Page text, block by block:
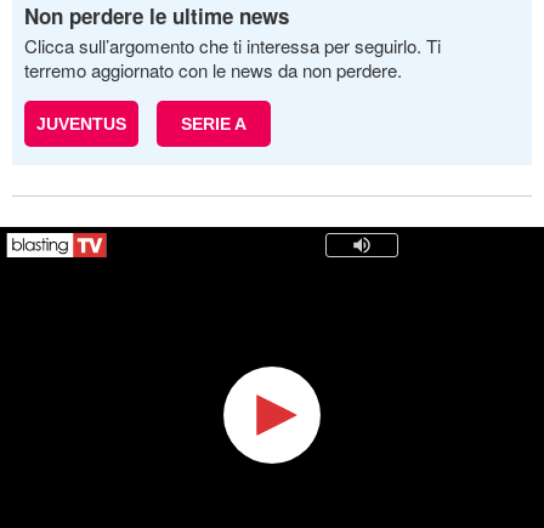
Non perdere le ultime news
Clicca sull’argomento che ti interessa per seguirlo. Ti
terremo aggiornato con le news da non perdere.
JUVENTUS SERIE A